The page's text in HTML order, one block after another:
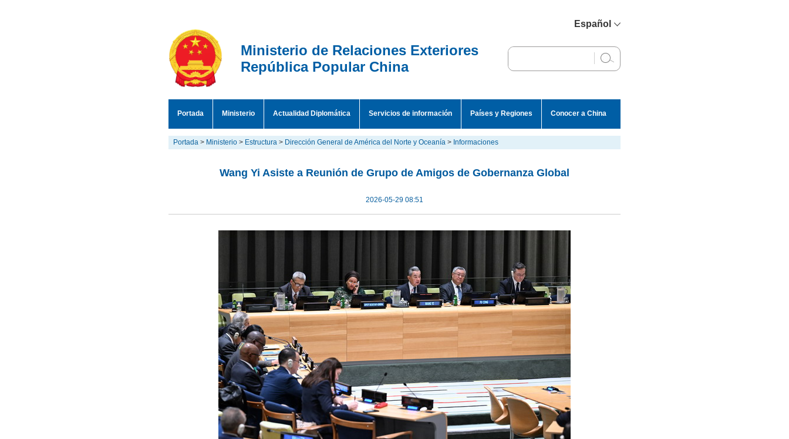
Español
English
Ministerio de Relaciones Exteriores
República Popular China
Portada Ministerio Actualidad Diplomática Servicios de información Países y Regiones Conocer a China
Portada > Ministerio > Estructura > Dirección General de América del Norte y Oceanía > Informaciones
Wang Yi Asiste a Reunión de Grupo de Amigos de Gobernanza Global
2026-05-29 08:51